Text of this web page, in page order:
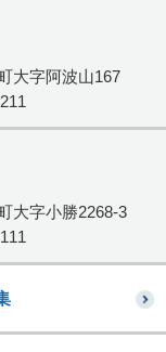
大字阿波山167
大字小勝2268-3